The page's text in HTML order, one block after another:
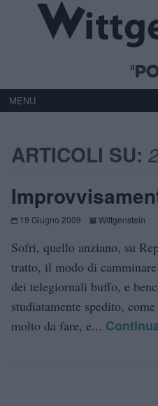
MENU
ARTICOLI SU:
19 Giugno 2009 Wittgenstein
Sofri, quello anziano, su
tratto, il modo di
dei telegiornali buffo, e
studiatamente spedito,
molto da fare, e...